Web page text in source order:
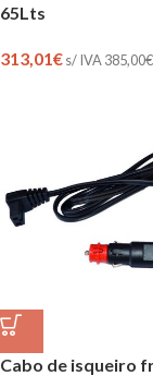
65Lts
313,01€s/ IVA 385,00€
Cabo de isqueiro